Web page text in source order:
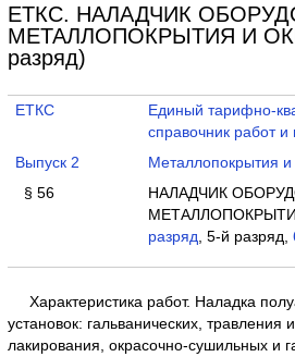
ЕТКС. НАЛАДЧИК
МЕТАЛЛОПОКРЫТИЯ И
разряд)
ЕТКС
Единый тарифно-
справочник работ
Выпуск 2
Металлопокрытия и
§ 56
НАЛАДЧИК
разряд , 5-й разряд,
Характеристика работ. Наладка
установок: гальванических,
лакирования, окрасочно-сушильных и